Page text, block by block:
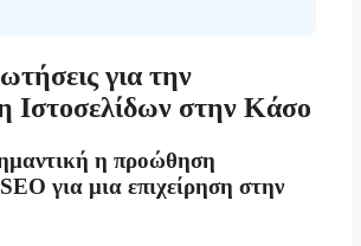
για την
στην Κάσο
η προώθηση
για μια επιχείρηση στην